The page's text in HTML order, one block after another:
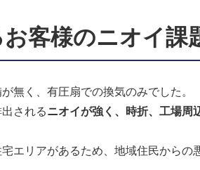
客様のニオイ課
無く、有圧扇での換気のみでした。
されるニオイが強く、時折、工場周
エリアがあるため、地域住民からの